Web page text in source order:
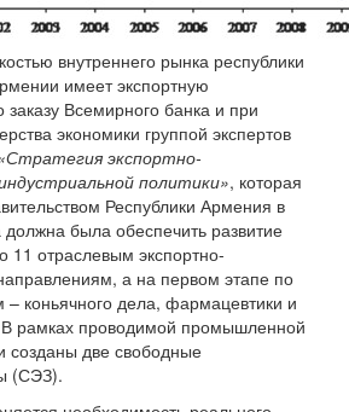
внутреннего рынка республики
имеет экспортную
Всемирного банка и при
экономики группой экспертов
экспортно-
политики», которая
Республики Армения в
была обеспечить развитие
11 отраслевым экспортно-
а на первом этапе по
коньячного дела, фармацевтики и
рамках проводимой промышленной
созданы две свободные
(СЭЗ).